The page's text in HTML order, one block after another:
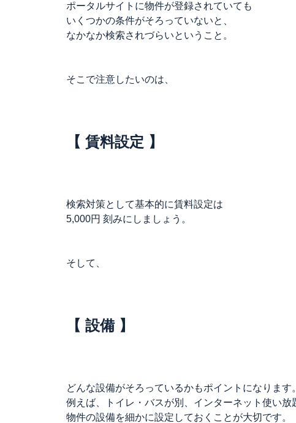
ポータルサイトに物件が登録されていても
いくつかの条件がそろっていないと、
なかなか検索されづらいということ。
そこで注意したいのは、
【 賃料設定 】
検索対策として基本的に賃料設定は
5,000円 刻みにしましょう。
そして、
【 設備 】
どんな設備がそろっているかもポイントになります。
例えば、トイレ・バスが別、インターネット使い
物件の設備を細かに設定しておくことが大切です。